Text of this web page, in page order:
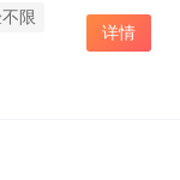
限
详情